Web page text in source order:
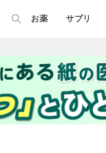
お薬 サプリ